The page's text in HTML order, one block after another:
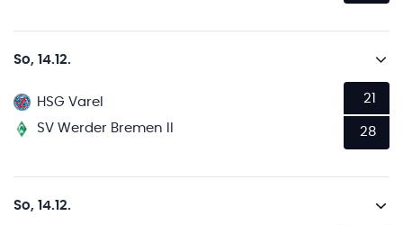
So, 14.12.
HSG Varel
SV Werder Bremen II
21
28
So, 14.12.